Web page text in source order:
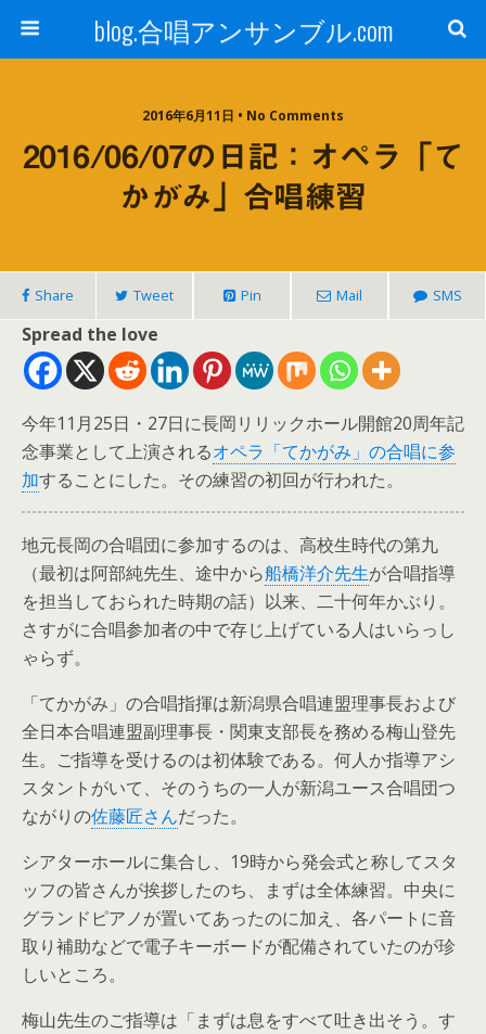
blog.合唱アンサンブル.com
2016年6月11日 • No Comments
2016/06/07の日記：オペラ「て
かがみ」合唱練習
Share Tweet Pin Mail SMS
Spread the love
今年11月25日・27日に長岡リリックホール開館20周年記
念事業として上演されるオペラ「てかがみ」の合唱に参
加することにした。その練習の初回が行われた。
地元長岡の合唱団に参加するのは、高校生時代の第九
（最初は阿部純先生、途中から船橋洋介先生が合唱指導
を担当しておられた時期の話）以来、二十何年かぶり。
さすがに合唱参加者の中で存じ上げている人はいらっし
ゃらず。
「てかがみ」の合唱指揮は新潟県合唱連盟理事長および
全日本合唱連盟副理事長・関東支部長を務める梅山登先
生。ご指導を受けるのは初体験である。何人か指導アシ
スタントがいて、そのうちの一人が新潟ユース合唱団つ
ながりの佐藤匠さんだった。
シアターホールに集合し、19時から発会式と称してスタ
ッフの皆さんが挨拶したのち、まずは全体練習。中央に
グランドピアノが置いてあったのに加え、各パートに音
取り補助などで電子キーボードが配備されていたのが珍
しいところ。
梅山先生のご指導は「まずは息をすべて吐き出そう。す